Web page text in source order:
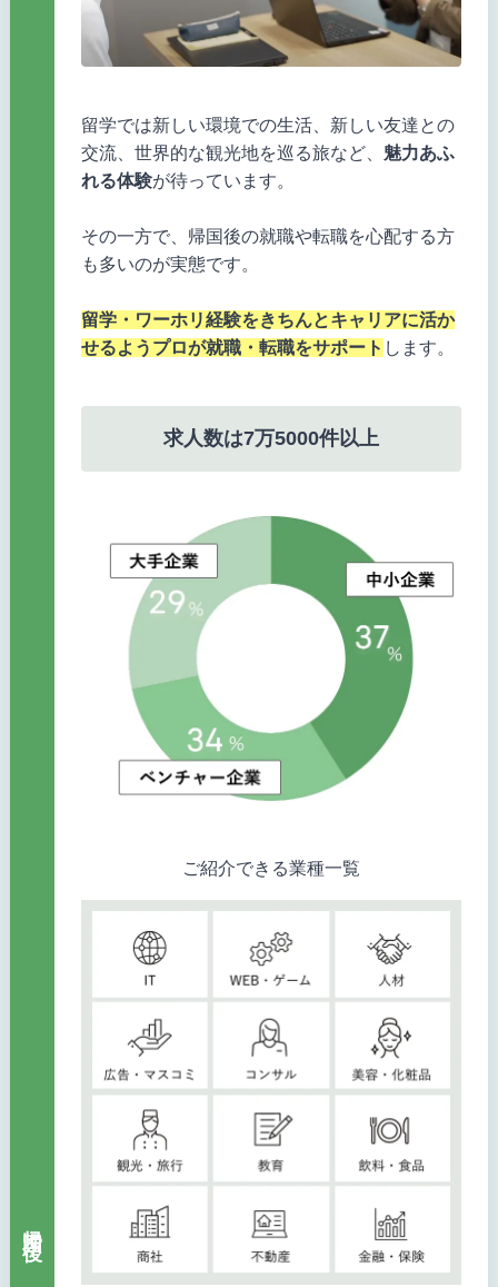
留学では新しい環境での生活、新しい友達との
交流、世界的な観光地を巡る旅など、 魅力あふ
れる体験が待っています。
その一方で、帰国後の就職や転職を心配する方
も多いのが実態です。
留学・ワーホリ経験をきちんとキャリアに活か
せるようプロが就職・転職をサポート します。
求人数は7万5000件以上
ご紹介できる業種一覧